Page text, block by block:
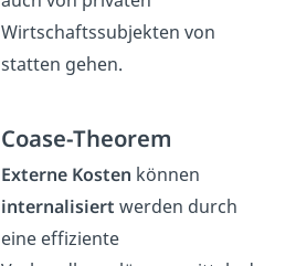
Wirtschaftssubjekten von
statten gehen.
Coase-Theorem
Externe Kosten können
internalisiert werden durch
eine effiziente